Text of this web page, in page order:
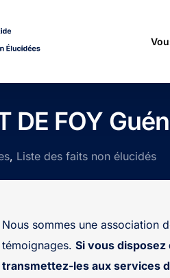
un
DE FOY
, Liste des faits non élucidés
Nous sommes une association
témoignages. Si vous disposez
transmettez-les aux services